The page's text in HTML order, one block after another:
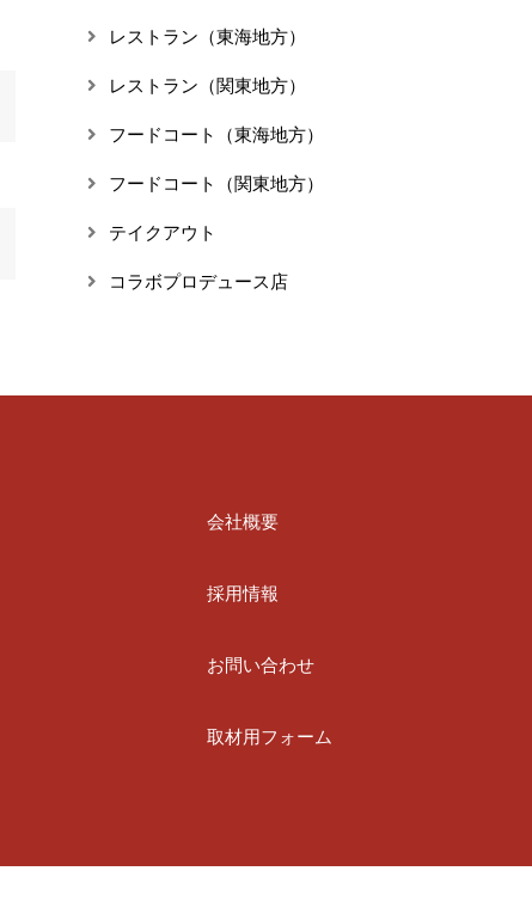
レストラン（東海地方）
レストラン（関東地方）
フードコート（東海地方）
フードコート（関東地方）
テイクアウト
コラボプロデュース店
会社概要
採用情報
お問い合わせ
取材用フォーム